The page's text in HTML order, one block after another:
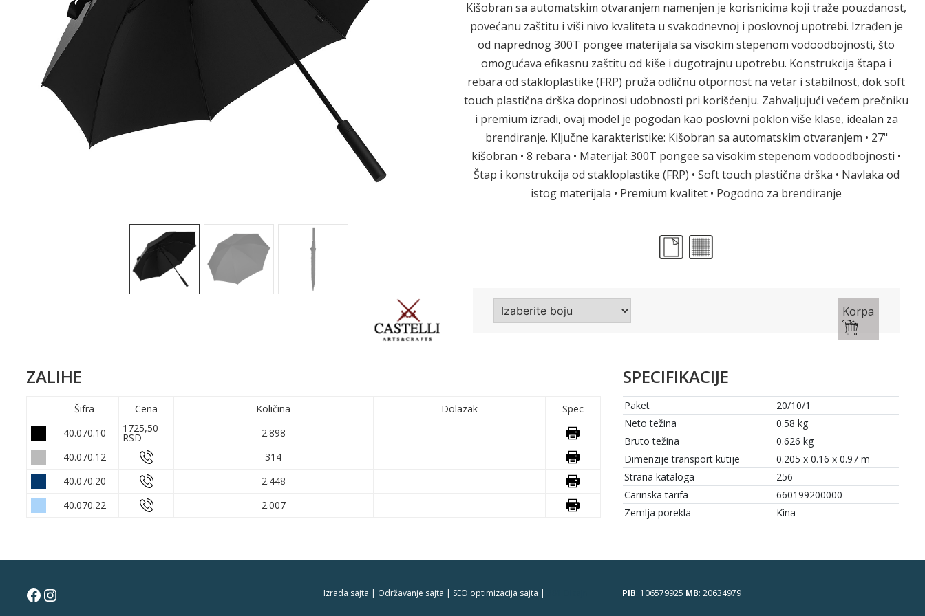
Sledeće
Kišobran sa automatskim otvaranjem namenjen je korisnicima koji traže pouzdanost,
povećanu zaštitu i viši nivo kvaliteta u svakodnevnoj i poslovnoj upotrebi. Izrađen je
od naprednog 300T pongee materijala sa visokim stepenom vodoodbojnosti, što
omogućava efikasnu zaštitu od kiše i dugotrajnu upotrebu. Konstrukcija štapa i
rebara od stakloplastike (FRP) pruža odličnu otpornost na vetar i stabilnost, dok soft
touch plastična drška doprinosi udobnosti pri korišćenju. Zahvaljujući većem prečniku
i premium izradi, ovaj model je pogodan kao poslovni poklon više klase, idealan za
brendiranje. Ključne karakteristike: Kišobran sa automatskim otvaranjem • 27"
kišobran • 8 rebara • Materijal: 300T pongee sa visokim stepenom vodoodbojnosti •
Štap i konstrukcija od stakloplastike (FRP) • Soft touch plastična drška • Navlaka od
istog materijala • Premium kvalitet • Pogodno za brendiranje
Korpa
ZALIHE
Šifra Cena Količina Dolazak
Spec
40.070.10
1725,50
RSD
2.898
40.070.12
314
40.070.20
2.448
40.070.22
2.007
SPECIFIKACIJE
Paket
20/10/1
Neto težina
0.58 kg
Bruto težina
0.626 kg
Dimenzije transport kutije
0.205 x 0.16 x 0.97 m
Strana kataloga
256
Carinska tarifa
660199200000
Zemlja porekla
Kina
Facebook
Instagram Izrada sajta | Održavanje sajta | SEO optimizacija sajta | PIB: 106579925 MB: 20634979